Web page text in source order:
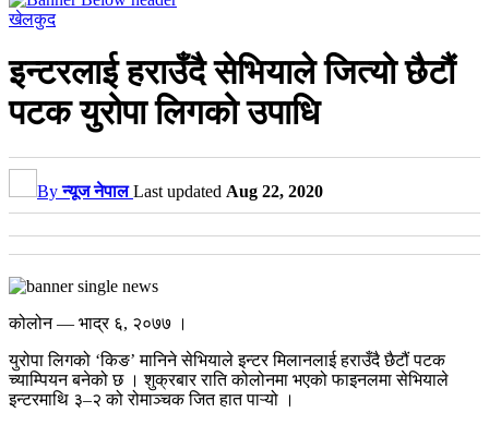
खेलकुद
इन्टरलाई हराउँदै सेभियाले जित्यो छैटौं
पटक युरोपा लिगको उपाधि
Byन्यूज नेपाल Last updated Aug 22, 2020
कोलोन — भाद्र ६, २०७७ ।
युरोपा लिगको ‘किङ’ मानिने सेभियाले इन्टर मिलानलाई हराउँदै छैटौं पटक
च्याम्पियन बनेको छ । शुक्रबार राति कोलोनमा भएको फाइनलमा सेभियाले
इन्टरमाथि ३–२ को रोमाञ्चक जित हात पाऱ्यो ।